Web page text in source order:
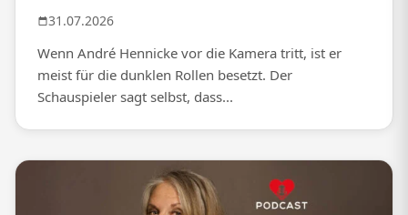
31.07.2026
Wenn André Hennicke vor die Kamera tritt, ist er
meist für die dunklen Rollen besetzt. Der
Schauspieler sagt selbst, dass...